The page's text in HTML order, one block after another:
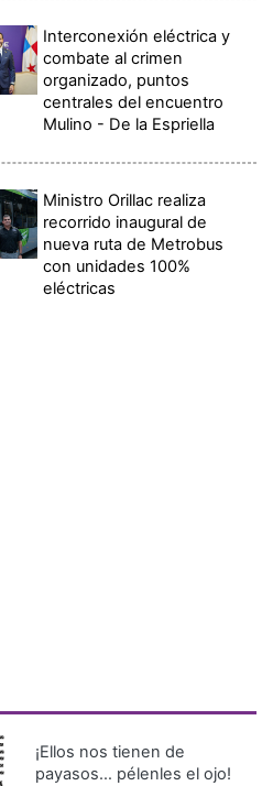
Interconexión eléctrica y
combate al crimen
organizado, puntos
centrales del encuentro
Mulino - De la Espriella
Ministro Orillac realiza
recorrido inaugural de
nueva ruta de Metrobus
con unidades 100%
eléctricas
¡Ellos nos tienen de
payasos… pélenles el ojo!